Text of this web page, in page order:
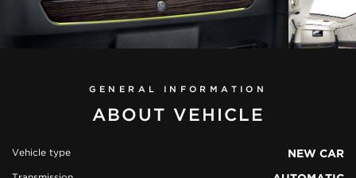
GENERAL INFORMATION
ABOUT VEHICLE
Vehicle type NEW CAR